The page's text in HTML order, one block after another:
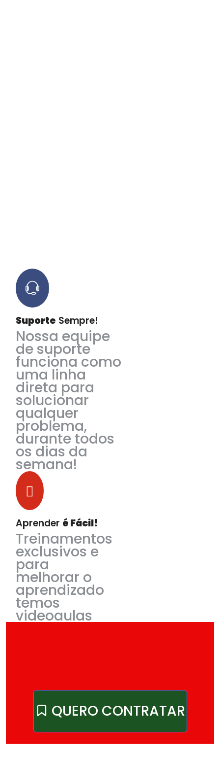
Suporte Sempre!
Nossa equipe
de suporte
funciona como
uma linha
direta para
solucionar
qualquer
problema,
durante todos
os dias da
semana!
Aprender é Fácil!
Treinamentos
exclusivos e
para
melhorar o
aprendizado
temos
videoaulas
no YouTube
QUERO CONTRATAR